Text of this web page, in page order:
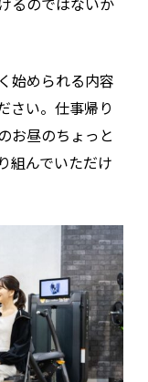
始められる内容
さい。仕事帰り
お昼のちょっと
組んでいただけ